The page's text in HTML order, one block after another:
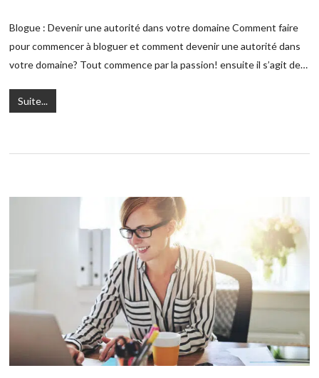
Blogue : Devenir une autorité dans votre domaine Comment faire
pour commencer à bloguer et comment devenir une autorité dans
votre domaine? Tout commence par la passion! ensuite il s’agit de…
Suite...